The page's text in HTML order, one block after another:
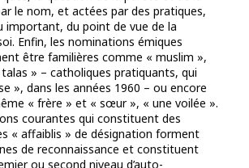
le nom, et actées par des pratiques,
important, du point de vue de la
Enfin, les nominations émiques
être familières comme « muslim »,
» – catholiques pratiquants, qui
», dans les années 1960 – ou encore
« frère » et « sœur », « une voilée ».
courantes qui constituent des
« affaiblis » de désignation forment
de reconnaissance et constituent
ou second niveau d’auto-